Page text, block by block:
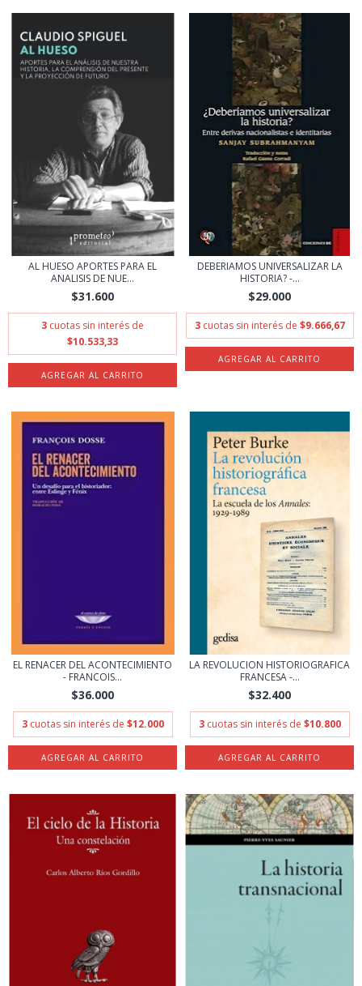
AL HUESO APORTES PARA EL
ANALISIS DE NUE...
$31.600
3 cuotas sin interés de
$10.533,33
DEBERIAMOS UNIVERSALIZAR LA
HISTORIA? -...
$29.000
3 cuotas sin interés de $9.666,67
EL RENACER DEL ACONTECIMIENTO
- FRANCOIS...
$36.000
3 cuotas sin interés de $12.000
LA REVOLUCION HISTORIOGRAFICA
FRANCESA -...
$32.400
3 cuotas sin interés de $10.800